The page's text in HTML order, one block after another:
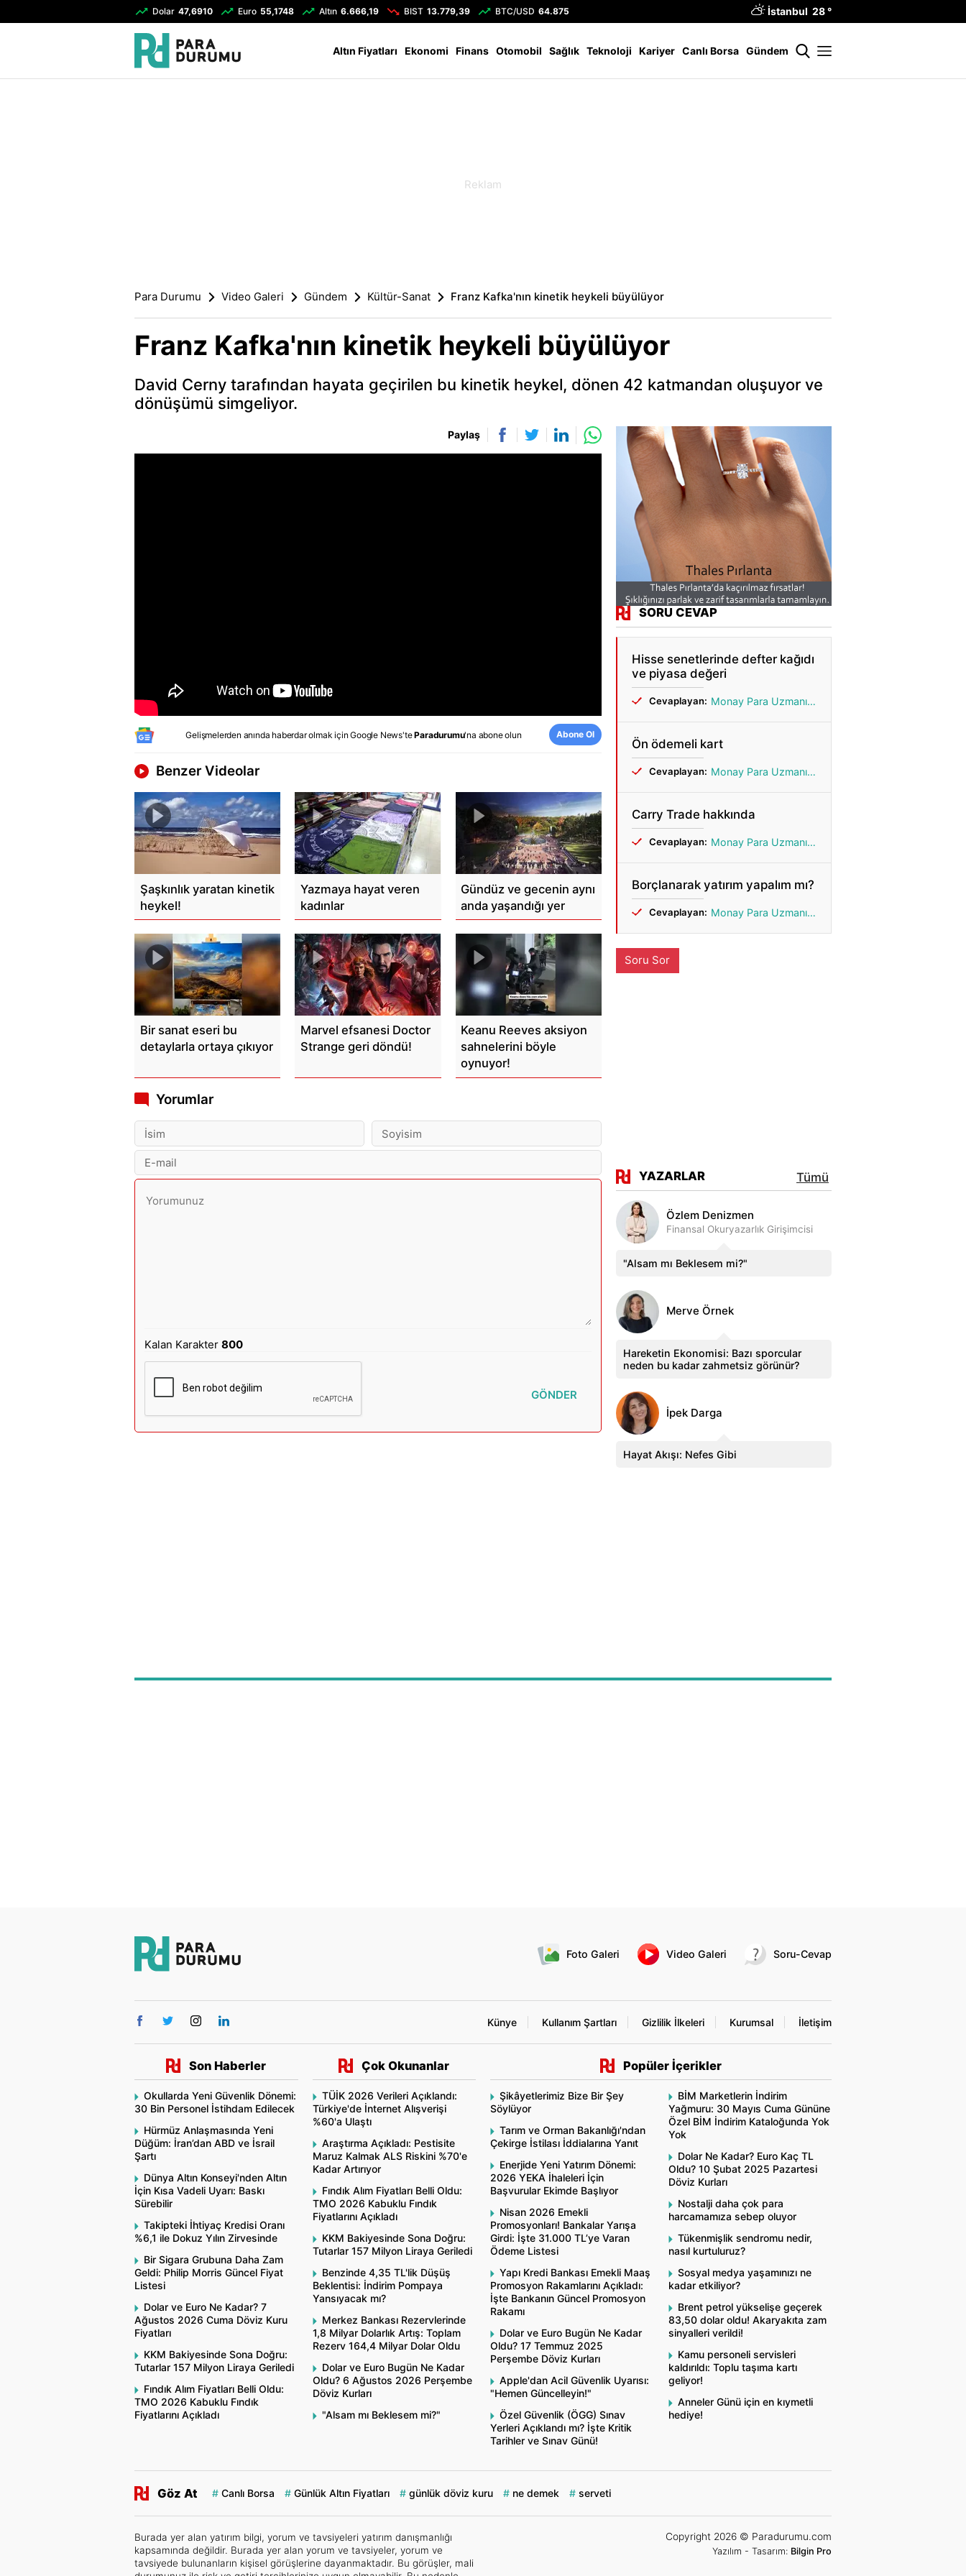
Dolar 47,6910 Euro 55,1748 Altın 6.666,19 BIST 13.779,39 BTC/USD 64.875 İstanbul 28 °
Altın Fiyatları Ekonomi Finans Otomobil Sağlık Teknoloji Kariyer Canlı Borsa Gündem
Para Durumu Video Galeri Gündem Kültür-Sanat Franz Kafka'nın kinetik heykeli büyülüyor
Franz Kafka'nın kinetik heykeli büyülüyor
David Cerny tarafından hayata geçirilen bu kinetik heykel, dönen 42 katmandan oluşuyor ve
dönüşümü simgeliyor.
Paylaş
Gelişmelerden anında haberdar olmak içinGoogle News'teParadurumu'na abone olun Abone Ol
Benzer Videolar
Şaşkınlık yaratan kinetik
heykel!
Yazmaya hayat veren
kadınlar
Gündüz ve gecenin aynı
anda yaşandığı yer
Bir sanat eseri bu
detaylarla ortaya çıkıyor
Marvel efsanesi Doctor
Strange geri döndü!
Keanu Reeves aksiyon
sahnelerini böyle
oynuyor!
Yorumlar
Kalan Karakter800
GÖNDER
SORU CEVAP
Hisse senetlerinde defter kağıdı
ve piyasa değeri
Cevaplayan: Monay Para Uzmanı Gönül
Ön ödemeli kart
Cevaplayan: Monay Para Uzmanı Gönül
Carry Trade hakkında
Cevaplayan: Monay Para Uzmanı Gönül
Borçlanarak yatırım yapalım mı?
Cevaplayan: Monay Para Uzmanı Gönül
Soru Sor
YAZARLAR Tümü
Özlem Denizmen
Finansal Okuryazarlık Girişimcisi
"Alsam mı Beklesem mi?"
Merve Örnek
Hareketin Ekonomisi: Bazı sporcular
neden bu kadar zahmetsiz görünür?
İpek Darga
Hayat Akışı: Nefes Gibi
Foto Galeri Video Galeri Soru-Cevap
Künye Kullanım Şartları Gizlilik İlkeleri Kurumsal İletişim
Son Haberler
Okullarda Yeni Güvenlik Dönemi:
30 Bin Personel İstihdam Edilecek
Hürmüz Anlaşmasında Yeni
Düğüm: İran’dan ABD ve İsrail
Şartı
Dünya Altın Konseyi'nden Altın
İçin Kısa Vadeli Uyarı: Baskı
Sürebilir
Takipteki İhtiyaç Kredisi Oranı
%6,1 ile Dokuz Yılın Zirvesinde
Bir Sigara Grubuna Daha Zam
Geldi: Philip Morris Güncel Fiyat
Listesi
Dolar ve Euro Ne Kadar? 7
Ağustos 2026 Cuma Döviz Kuru
Fiyatları
KKM Bakiyesinde Sona Doğru:
Tutarlar 157 Milyon Liraya Geriledi
Fındık Alım Fiyatları Belli Oldu:
TMO 2026 Kabuklu Fındık
Fiyatlarını Açıkladı
Çok Okunanlar
TÜİK 2026 Verileri Açıklandı:
Türkiye'de İnternet Alışverişi
%60'a Ulaştı
Araştırma Açıkladı: Pestisite
Maruz Kalmak ALS Riskini %70'e
Kadar Artırıyor
Fındık Alım Fiyatları Belli Oldu:
TMO 2026 Kabuklu Fındık
Fiyatlarını Açıkladı
KKM Bakiyesinde Sona Doğru:
Tutarlar 157 Milyon Liraya Geriledi
Benzinde 4,35 TL'lik Düşüş
Beklentisi: İndirim Pompaya
Yansıyacak mı?
Merkez Bankası Rezervlerinde
1,8 Milyar Dolarlık Artış: Toplam
Rezerv 164,4 Milyar Dolar Oldu
Dolar ve Euro Bugün Ne Kadar
Oldu? 6 Ağustos 2026 Perşembe
Döviz Kurları
"Alsam mı Beklesem mi?"
Popüler İçerikler
Şikâyetlerimiz Bize Bir Şey
Söylüyor
Tarım ve Orman Bakanlığı'ndan
Çekirge İstilası İddialarına Yanıt
Enerjide Yeni Yatırım Dönemi:
2026 YEKA İhaleleri İçin
Başvurular Ekimde Başlıyor
Nisan 2026 Emekli
Promosyonları! Bankalar Yarışa
Girdi: İşte 31.000 TL’ye Varan
Ödeme Listesi
Yapı Kredi Bankası Emekli Maaş
Promosyon Rakamlarını Açıkladı:
İşte Bankanın Güncel Promosyon
Rakamı
Dolar ve Euro Bugün Ne Kadar
Oldu? 17 Temmuz 2025
Perşembe Döviz Kurları
Apple'dan Acil Güvenlik Uyarısı:
"Hemen Güncelleyin!"
Özel Güvenlik (ÖGG) Sınav
Yerleri Açıklandı mı? İşte Kritik
Tarihler ve Sınav Günü!
BİM Marketlerin İndirim
Yağmuru: 30 Mayıs Cuma Gününe
Özel BİM İndirim Kataloğunda Yok
Yok
Dolar Ne Kadar? Euro Kaç TL
Oldu? 10 Şubat 2025 Pazartesi
Döviz Kurları
Nostalji daha çok para
harcamamıza sebep oluyor
Tükenmişlik sendromu nedir,
nasıl kurtuluruz?
Sosyal medya yaşamınızı ne
kadar etkiliyor?
Brent petrol yükselişe geçerek
83,50 dolar oldu! Akaryakıta zam
sinyalleri verildi!
Kamu personeli servisleri
kaldırıldı: Toplu taşıma kartı
geliyor!
Anneler Günü için en kıymetli
hediye!
Göz At Canlı Borsa Günlük Altın Fiyatları günlük döviz kuru ne demek serveti
Burada yer alan yatırım bilgi, yorum ve tavsiyeleri yatırım danışmanlığı
kapsamında değildir. Burada yer alan yorum ve tavsiyeler, yorum ve
tavsiyede bulunanların kişisel görüşlerine dayanmaktadır. Bu görüşler, mali
Copyright 2026 © Paradurumu.com
Yazılım - Tasarım: Bilgin Pro